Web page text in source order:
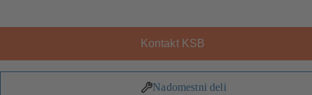
Kontakt KSB
Nadomestni deli